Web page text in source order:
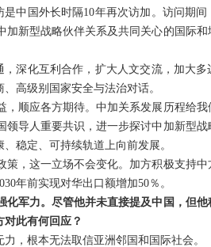
中国外长时隔10年再次访加。访问期间
新型战略伙伴关系及共同关心的国际和
深化互利合作，扩大人文交流，加大多
高级别国家安全与法治对话。
顺应各方期待。中加关系发展历程给我
导人重要共识，进一步探讨中加新型战
稳定、可持续轨道上向前发展。
，这一立场不会变化。加方积极支持中
年前实现对华出口额增加50％。
军力。尽管他并未直接提及中国，但他
此有何回应？
，根本无法取信亚洲邻国和国际社会。